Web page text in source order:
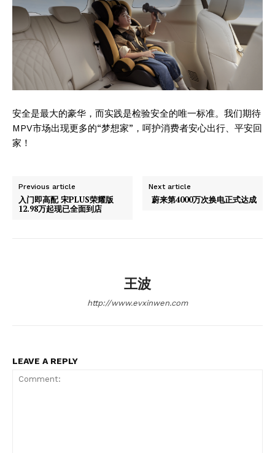
安全是最大的豪华，而实践是检验安全的唯一标准。我们期待
MPV市场出现更多的“梦想家”，呵护消费者安心出行、平安回
家！
Previous article
入门即高配 宋PLUS荣耀版
12.98万起现已全面到店
Next article
蔚来第4000万次换电正式达成
王波
http://www.evxinwen.com
LEAVE A REPLY